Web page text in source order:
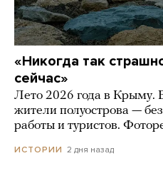
«Никогда так
сейчас»
Лето 2026 года в Крыму.
жители полуострова —
работы и туристов.
ИСТОРИИ 2 дня назад